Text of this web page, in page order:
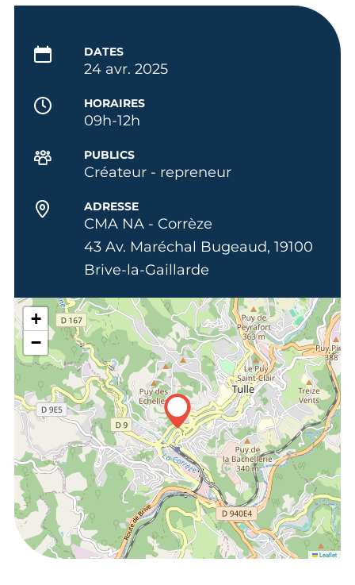
DATES
24 avr. 2025
HORAIRES
09h-12h
PUBLICS
Créateur - repreneur
ADRESSE
CMA NA - Corrèze
43 Av. Maréchal Bugeaud, 19100
Brive-la-Gaillarde
+
−
Leaflet